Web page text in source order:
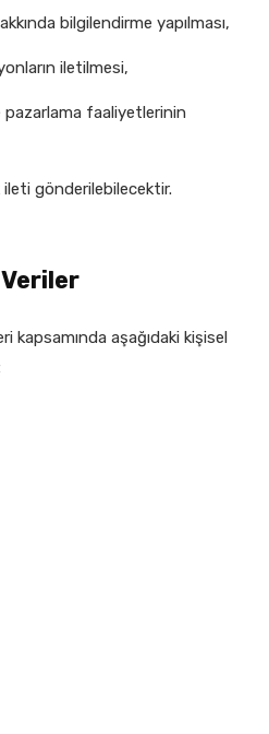
bilgilendirme yapılması,
iletilmesi,
faaliyetlerinin
gönderilebilecektir.
kapsamında aşağıdaki kişisel